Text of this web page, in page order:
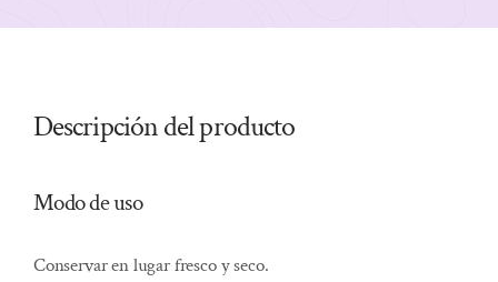
Descripción del producto
Modo de uso
Conservar en lugar fresco y seco.